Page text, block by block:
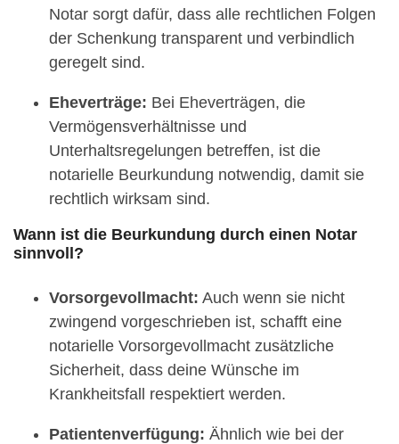
Notar sorgt dafür, dass alle rechtlichen Folgen
der Schenkung transparent und verbindlich
geregelt sind.
Eheverträge: Bei Eheverträgen, die
Vermögensverhältnisse und
Unterhaltsregelungen betreffen, ist die
notarielle Beurkundung notwendig, damit sie
rechtlich wirksam sind.
Wann ist die Beurkundung durch einen Notar
sinnvoll?
Vorsorgevollmacht: Auch wenn sie nicht
zwingend vorgeschrieben ist, schafft eine
notarielle Vorsorgevollmacht zusätzliche
Sicherheit, dass deine Wünsche im
Krankheitsfall respektiert werden.
Patientenverfügung: Ähnlich wie bei der